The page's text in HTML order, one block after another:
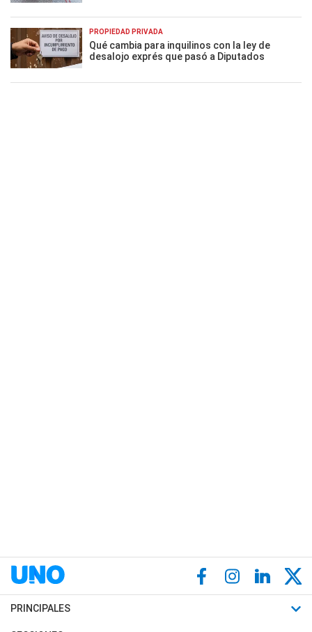
PROPIEDAD PRIVADA
Qué cambia para inquilinos con la ley de
desalojo exprés que pasó a Diputados
PRINCIPALES